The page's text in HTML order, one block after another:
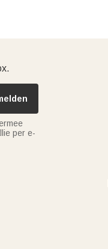
per e-